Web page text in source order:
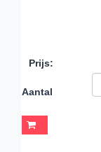
Prijs:
Aantal